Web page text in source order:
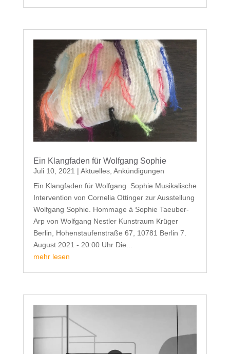
Ein Klangfaden für Wolfgang Sophie
Juli 10, 2021 | Aktuelles, Ankündigungen
Ein Klangfaden für Wolfgang Sophie Musikalische
Intervention von Cornelia Ottinger zur Ausstellung
Wolfgang Sophie. Hommage à Sophie Taeuber-
Arp von Wolfgang Nestler Kunstraum Krüger
Berlin, Hohenstaufenstraße 67, 10781 Berlin 7.
August 2021 - 20:00 Uhr Die...
mehr lesen